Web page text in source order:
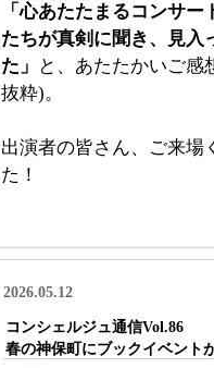
「心あたたまるコンサ
たちが真剣に聞き、見入
た」
と、あたたかいご感
抜粋)。
出演者の皆さん、ご来場
た！
2026.05.12
コンシェルジュ通信Vol.86
春の神保町にブックイベント